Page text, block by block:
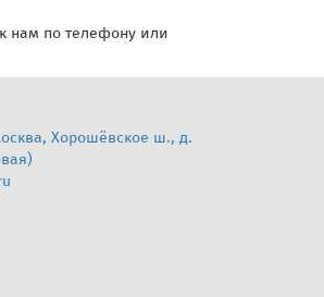
нам по телефону или
Хорошёвское ш., д.